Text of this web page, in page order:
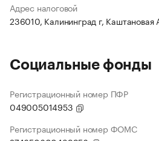
Адрес налоговой
236010, Калининград г, Каштановая
Социальные фонды
Регистрационный номер ПФР
049005014953
Регистрационный номер ФОМС